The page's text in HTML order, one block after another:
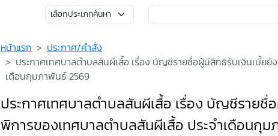
หน้าแรก
ประกาศ/คำสั่ง
ประกาศเทศบาลตำบลสันผีเสื้อ เรื่อง บัญชีรายชื่อผู้มีสิทธิรับเงินเบี้ย
เดือนกุมภาพันธ์ 2569
ประกาศเทศบาลตำบลสันผีเสื้อ เรื่อง บัญชีรายชื่
พิการของเทศบาลตำบลสันผีเสื้อ ประจำเดือนกุม